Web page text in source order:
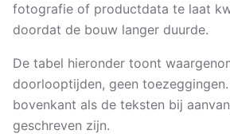
fotografie of productdata te laat
doordat de bouw langer duurde.
De tabel hieronder toont
doorlooptijden, geen
bovenkant als de teksten bij
geschreven zijn.